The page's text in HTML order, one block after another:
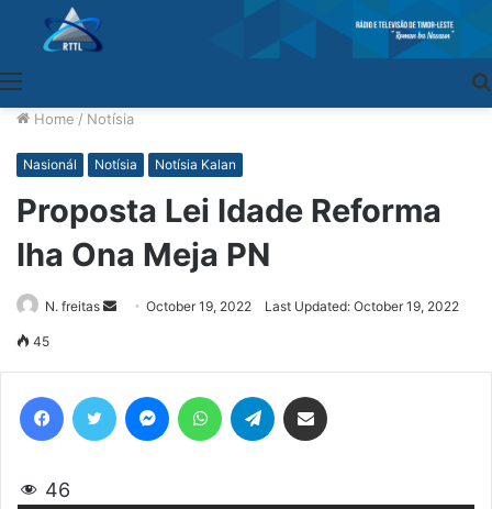
Home / Notísia
Nasionál Notísia Notísia Kalan
Proposta Lei Idade Reforma
Iha Ona Meja PN
N. freitas
SendOctober 19, 2022 Last Updated: October 19, 2022
45
46